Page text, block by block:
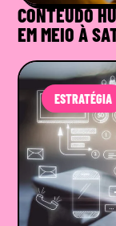
CONTEÚDO
EM MEIO À
ESTRATÉGIA